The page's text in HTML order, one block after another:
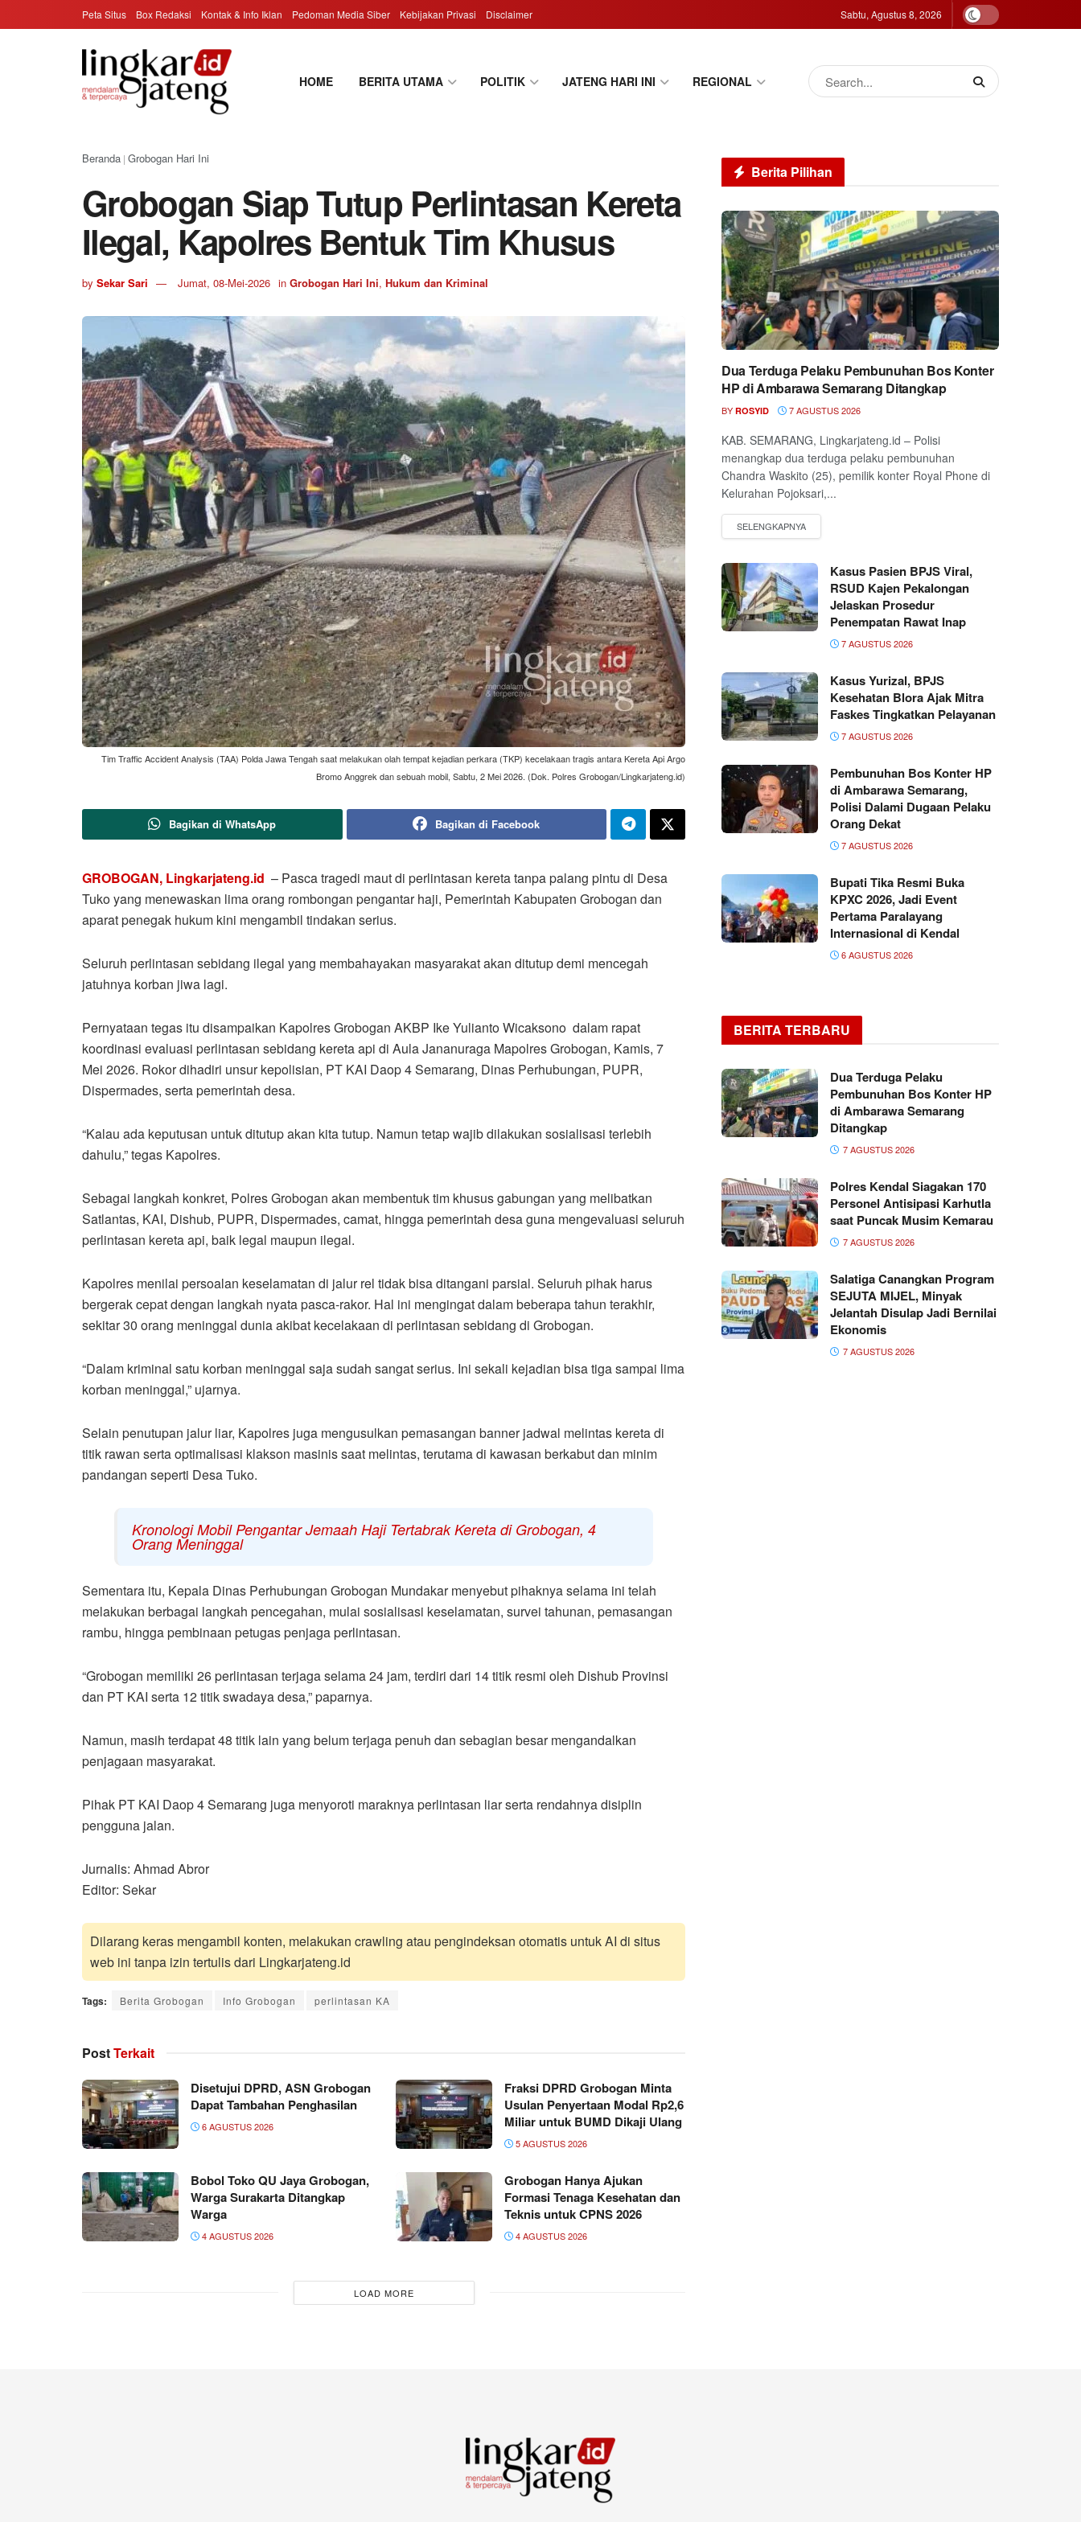
Peta Situs Box Redaksi Kontak & Info Iklan Pedoman Media Siber Kebijakan Privasi Disclaimer Sabtu, Agustus 8, 2026
HOME BERITA UTAMA POLITIK JATENG HARI INI REGIONAL
Beranda | Grobogan Hari Ini
Grobogan Siap Tutup Perlintasan Kereta
Ilegal, Kapolres Bentuk Tim Khusus
by Sekar Sari Jumat, 08-Mei-2026 in Grobogan Hari Ini, Hukum dan Kriminal
Tim Traffic Accident Analysis (TAA) Polda Jawa Tengah saat melakukan olah tempat kejadian perkara (TKP) kecelakaan tragis antara Kereta Api Argo
Bromo Anggrek dan sebuah mobil, Sabtu, 2 Mei 2026. (Dok. Polres Grobogan/Lingkarjateng.id)
Bagikan di WhatsApp Bagikan di Facebook
GROBOGAN, Lingkarjateng.id – Pasca tragedi maut di perlintasan kereta tanpa palang pintu di Desa
Tuko yang menewaskan lima orang rombongan pengantar haji, Pemerintah Kabupaten Grobogan dan
aparat penegak hukum kini mengambil tindakan serius.
Seluruh perlintasan sebidang ilegal yang membahayakan masyarakat akan ditutup demi mencegah
jatuhnya korban jiwa lagi.
Pernyataan tegas itu disampaikan Kapolres Grobogan AKBP Ike Yulianto Wicaksono dalam rapat
koordinasi evaluasi perlintasan sebidang kereta api di Aula Jananuraga Mapolres Grobogan, Kamis, 7
Mei 2026. Rokor dihadiri unsur kepolisian, PT KAI Daop 4 Semarang, Dinas Perhubungan, PUPR,
Dispermades, serta pemerintah desa.
“Kalau ada keputusan untuk ditutup akan kita tutup. Namun tetap wajib dilakukan sosialisasi terlebih
dahulu,” tegas Kapolres.
Sebagai langkah konkret, Polres Grobogan akan membentuk tim khusus gabungan yang melibatkan
Satlantas, KAI, Dishub, PUPR, Dispermades, camat, hingga pemerintah desa guna mengevaluasi seluruh
perlintasan kereta api, baik legal maupun ilegal.
Kapolres menilai persoalan keselamatan di jalur rel tidak bisa ditangani parsial. Seluruh pihak harus
bergerak cepat dengan langkah nyata pasca-rakor. Hal ini mengingat dalam beberapa tahun terakhir,
sekitar 30 orang meninggal dunia akibat kecelakaan di perlintasan sebidang di Grobogan.
“Dalam kriminal satu korban meninggal saja sudah sangat serius. Ini sekali kejadian bisa tiga sampai lima
korban meninggal,” ujarnya.
Selain penutupan jalur liar, Kapolres juga mengusulkan pemasangan banner jadwal melintas kereta di
titik rawan serta optimalisasi klakson masinis saat melintas, terutama di kawasan berkabut dan minim
pandangan seperti Desa Tuko.
Kronologi Mobil Pengantar Jemaah Haji Tertabrak Kereta di Grobogan, 4
Orang Meninggal
Sementara itu, Kepala Dinas Perhubungan Grobogan Mundakar menyebut pihaknya selama ini telah
melakukan berbagai langkah pencegahan, mulai sosialisasi keselamatan, survei tahunan, pemasangan
rambu, hingga pembinaan petugas penjaga perlintasan.
“Grobogan memiliki 26 perlintasan terjaga selama 24 jam, terdiri dari 14 titik resmi oleh Dishub Provinsi
dan PT KAI serta 12 titik swadaya desa,” paparnya.
Namun, masih terdapat 48 titik lain yang belum terjaga penuh dan sebagian besar mengandalkan
penjagaan masyarakat.
Pihak PT KAI Daop 4 Semarang juga menyoroti maraknya perlintasan liar serta rendahnya disiplin
pengguna jalan.
Jurnalis: Ahmad Abror
Editor: Sekar
Dilarang keras mengambil konten, melakukan crawling atau pengindeksan otomatis untuk AI di situs
web ini tanpa izin tertulis dari Lingkarjateng.id
Tags: Berita Grobogan Info Grobogan perlintasan KA
PostTerkait
Disetujui DPRD, ASN Grobogan
Dapat Tambahan Penghasilan
6 AGUSTUS 2026
Fraksi DPRD Grobogan Minta
Usulan Penyertaan Modal Rp2,6
Miliar untuk BUMD Dikaji Ulang
5 AGUSTUS 2026
Bobol Toko QU Jaya Grobogan,
Warga Surakarta Ditangkap
Warga
4 AGUSTUS 2026
Grobogan Hanya Ajukan
Formasi Tenaga Kesehatan dan
Teknis untuk CPNS 2026
4 AGUSTUS 2026
LOAD MORE
Berita Pilihan
Dua Terduga Pelaku Pembunuhan Bos Konter
HP di Ambarawa Semarang Ditangkap
BY ROSYID 7 AGUSTUS 2026
KAB. SEMARANG, Lingkarjateng.id – Polisi
menangkap dua terduga pelaku pembunuhan
Chandra Waskito (25), pemilik konter Royal Phone di
Kelurahan Pojoksari,...
Kasus Pasien BPJS Viral,
RSUD Kajen Pekalongan
Jelaskan Prosedur
Penempatan Rawat Inap
7 AGUSTUS 2026
Kasus Yurizal, BPJS
Kesehatan Blora Ajak Mitra
Faskes Tingkatkan Pelayanan
7 AGUSTUS 2026
Pembunuhan Bos Konter HP
di Ambarawa Semarang,
Polisi Dalami Dugaan Pelaku
Orang Dekat
7 AGUSTUS 2026
Bupati Tika Resmi Buka
KPXC 2026, Jadi Event
Pertama Paralayang
Internasional di Kendal
6 AGUSTUS 2026
BERITA TERBARU
Dua Terduga Pelaku
Pembunuhan Bos Konter HP
di Ambarawa Semarang
Ditangkap
7 AGUSTUS 2026
Polres Kendal Siagakan 170
Personel Antisipasi Karhutla
saat Puncak Musim Kemarau
7 AGUSTUS 2026
Salatiga Canangkan Program
SEJUTA MIJEL, Minyak
Jelantah Disulap Jadi Bernilai
Ekonomis
7 AGUSTUS 2026